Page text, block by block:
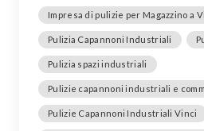
Impresa di pulizie per Magazzino a
Pulizia Capannoni Industriali
Pulizia spazi industriali
Pulizie capannoni industriali e
Pulizie Capannoni Industriali Vinci